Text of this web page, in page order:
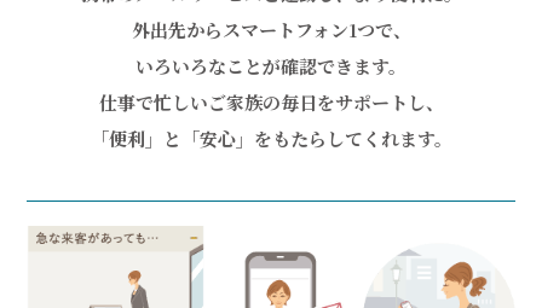
外出先からスマートフォン1つで、
いろいろなことが確認できます。
仕事で忙しいご家族の毎日をサポートし、
「便利」と「安心」をもたらしてくれます。